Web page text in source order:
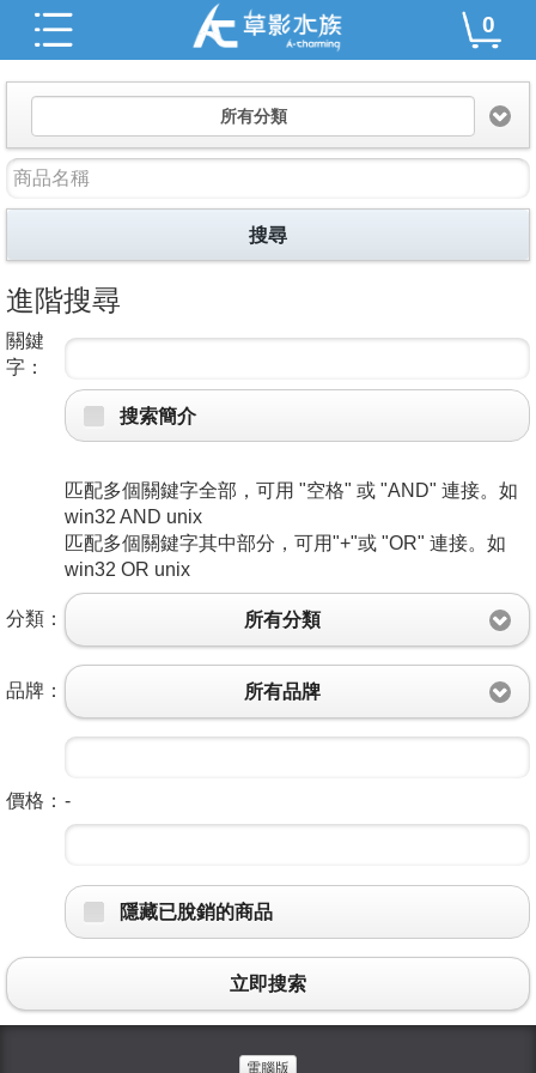
0
所有分類
搜尋
進階搜尋
關鍵
字：
搜索簡介
匹配多個關鍵字全部，可用 "空格" 或 "AND" 連接。如
win32 AND unix
匹配多個關鍵字其中部分，可用"+"或 "OR" 連接。如
win32 OR unix
分類： 所有分類
品牌： 所有品牌
價格： -
隱藏已脫銷的商品
立即搜索
電腦版